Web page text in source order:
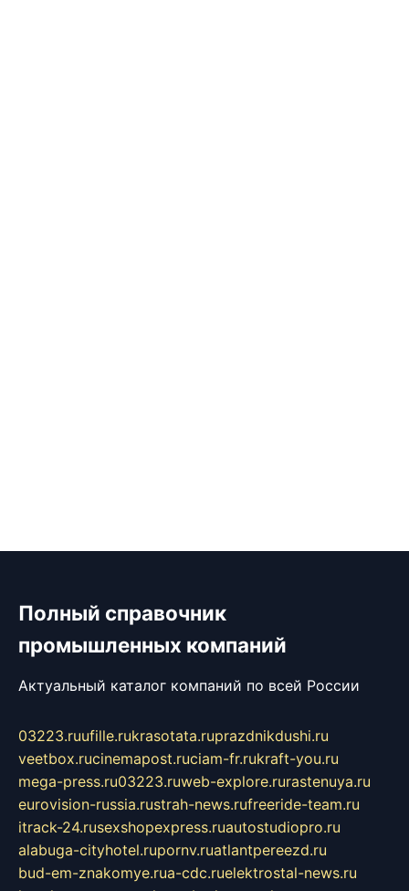
Полный справочник
промышленных компаний
Актуальный каталог компаний по всей России
03223.ruufille.rukrasotata.ruprazdnikdushi.ru
veetbox.rucinemapost.ruciam-fr.rukraft-you.ru
mega-press.ru03223.ruweb-explore.rurastenuya.ru
eurovision-russia.rustrah-news.rufreeride-team.ru
itrack-24.rusexshopexpress.ruautostudiopro.ru
alabuga-cityhotel.rupornv.ruatlantpereezd.ru
bud-em-znakomye.rua-cdc.ruelektrostal-news.ru